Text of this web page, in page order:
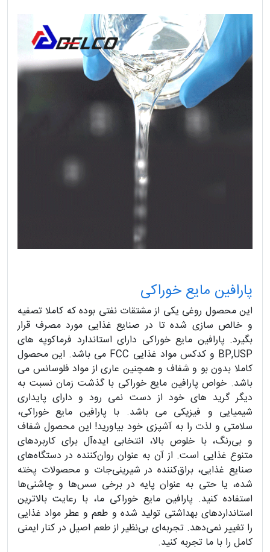
پارافین مایع خوراکی
این محصول روغی یکی از مشتقات نفتی بوده که کاملا تصفیه
و خالص سازی شده تا در صنایع غذایی مورد مصرف قرار
بگیرد. پارافین مایع خوراکی دارای استاندارد فرماکوپه های
BP,USP و کدکس مواد غذایی FCC می باشد. این محصول
کاملا بدون بو و شفاف و همچنین عاری از مواد فلوسانس می
باشد. خواص پارافین مایع خوراکی با گذشت زمان نسبت به
دیگر گرید های خود از دست نمی رود و دارای پایداری
شیمیایی و فیزیکی می باشد. با پارافین مایع خوراکی،
سلامتی و لذت را به آشپزی خود بیاورید! این محصول شفاف
و بی‌رنگ، با خلوص بالا، انتخابی ایده‌آل برای کاربردهای
متنوع غذایی است. از آن به عنوان روان‌کننده در دستگاه‌های
صنایع غذایی، براق‌کننده در شیرینی‌جات و محصولات پخته
شده، یا حتی به عنوان پایه در برخی سس‌ها و چاشنی‌ها
استفاده کنید. پارافین مایع خوراکی ما، با رعایت بالاترین
استانداردهای بهداشتی تولید شده و طعم و عطر مواد غذایی
را تغییر نمی‌دهد. تجربه‌ای بی‌نظیر از طعم اصیل در کنار ایمنی
کامل را با ما تجربه کنید.